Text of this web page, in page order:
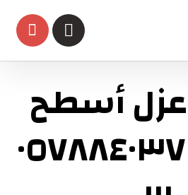
أسطح
بالرياض ٠٥٧٨٨٤٠٣٧